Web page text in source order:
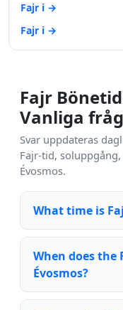
Fajr i →
Fajr i →
Fajr
Vanliga
Svar uppdateras
Fajr-tid,
Évosmos.
What time is
When does the
Évosmos?